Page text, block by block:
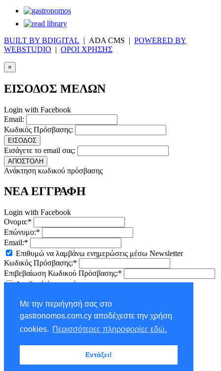
Με την περιήγησή σας στο
gastronomos.com.cy αποδέχεστε την χρήση
cookies. Περισσότερες πληροφορίες εδώ.
Εντάξει!
BUILT BY BDIGITAL | ADA CMS | POWERED BY
WEBSTUDIO | ΟΡΟΙ ΧΡΗΣΗΣ
×
ΕΙΣΟΔΟΣ ΜΕΛΩΝ
Login with Facebook
Email:
Κωδικός Πρόσβασης:
ΕΙΣΟΔΟΣ
Εισάγετε το email σας:
ΑΠΟΣΤΟΛΗ
Ανάκτηση κωδικού πρόσβασης
ΝΕΑ ΕΓΓΡΑΦΗ
Login with Facebook
Ονομα:*
Επώνυμο:*
Email:*
Επιθυμώ να λαμβάνω ενημερώσεις μέσω Newsletter
Κωδικός Πρόσβασης:*
Επιβεβαίωση Κωδικού Πρόσβασης:*
Αποδοχήόρων χρήσης
NEWSLETTER - ΕΓΓΡΑΦΗ
Ονομα:*